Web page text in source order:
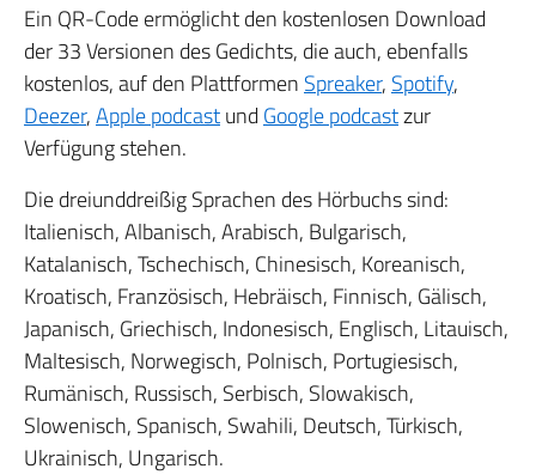
Ein QR-Code ermöglicht den kostenlosen Download
der 33 Versionen des Gedichts, die auch, ebenfalls
kostenlos, auf den Plattformen Spreaker, Spotify,
Deezer,Apple podcastund Google podcastzur
Verfügung stehen.
Die dreiunddreißig Sprachen des Hörbuchs sind:
Italienisch, Albanisch, Arabisch, Bulgarisch,
Katalanisch, Tschechisch, Chinesisch, Koreanisch,
Kroatisch, Französisch, Hebräisch, Finnisch, Gälisch,
Japanisch, Griechisch, Indonesisch, Englisch, Litauisch,
Maltesisch, Norwegisch, Polnisch, Portugiesisch,
Rumänisch, Russisch, Serbisch, Slowakisch,
Slowenisch, Spanisch, Swahili, Deutsch, Türkisch,
Ukrainisch, Ungarisch.